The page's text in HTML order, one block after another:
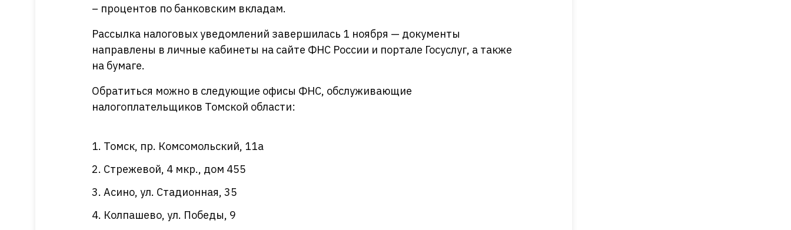
– процентов по банковским вкладам.
Рассылка налоговых уведомлений завершилась 1 ноября — документы
направлены в личные кабинеты на сайте ФНС России и портале Госуслуг, а также
на бумаге.
Обратиться можно в следующие офисы ФНС, обслуживающие
налогоплательщиков Томской области:
Томск, пр. Комсомольский, 11а
Стрежевой, 4 мкр., дом 455
Асино, ул. Стадионная, 35
Колпашево, ул. Победы, 9